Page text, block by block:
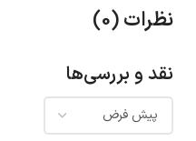
نظرات (0)
نقد و بررسی‌ها